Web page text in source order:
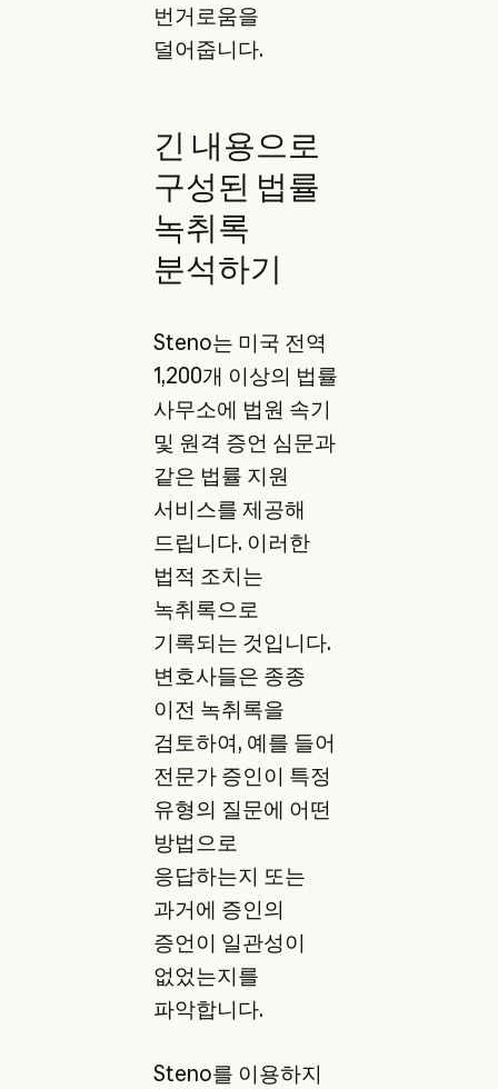
번거로움을
덜어줍니다.
긴 내용으로
구성된 법률
녹취록
분석하기
Steno는 미국 전역
1,200개 이상의 법률
사무소에 법원 속기
및 원격 증언 심문과
같은 법률 지원
서비스를 제공해
드립니다. 이러한
법적 조치는
녹취록으로
기록되는 것입니다.
변호사들은 종종
이전 녹취록을
검토하여, 예를 들어
전문가 증인이 특정
유형의 질문에 어떤
방법으로
응답하는지 또는
과거에 증인의
증언이 일관성이
없었는지를
파악합니다.
Steno를 이용하지